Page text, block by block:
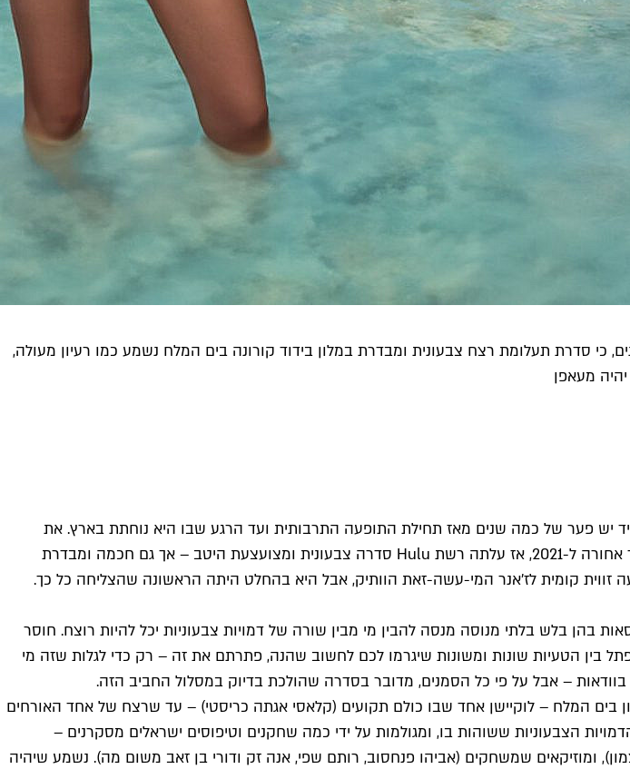
כי סדרת תעלומת רצח צבעונית ומבדרת במלון בידוד קורונה בים המלח נשמע כמו רעיון מעולה,
מעאפן
יש פער של כמה שנים מאז תחילת התופעה התרבותית ועד הרגע שבו היא נוחתת בארץ. את
התופעה שהולידה, בסופו של דבר, את "רצח בים המלח" שתעלה הערב בקשת 12 אפשר לתארך אחורה ל-2021, אז עלתה רשת Hulu סדרה צבעונית ומצועצעת היטב – אך גם חכמה ומבדרת
קומית לז'אנר המי-עשה-זאת הוותיק, אבל היא בהחלט היתה הראשונה שהצליחה כל כך.
וגרסאות בהן בלש בלתי מנוסה מנסה להבין מי מבין שורה של דמויות צבעוניות יכל להיות רוצח. חוסר
בין הטעיות שונות ומשונות שיגרמו לכם לחשוב שהנה, פתרתם את זה – רק כדי לגלות שזה מי
– אבל על פי כל הסמנים, מדובר בסדרה שהולכת בדיוק במסלול החביב הזה.
המלח – לוקיישן אחד שבו כולם תקועים (קלאסי אגתה כריסטי) – עד שרצח של אחד האורחים
הצבעוניות ששוהות בו, ומגולמות על ידי כמה שחקנים וטיפוסים ישראלים מסקרנים –
ומוזיקאים שמשחקים (אביהו פנחסוב, רותם שפי, אנה זק ודורי בן זאב משום מה). נשמע שיהיה